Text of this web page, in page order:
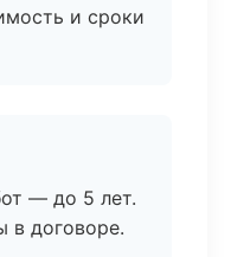
и сроки
— до 5 лет.
в договоре.